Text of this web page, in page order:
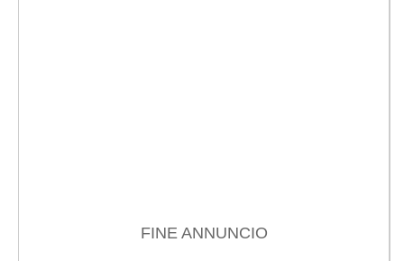
FINE ANNUNCIO